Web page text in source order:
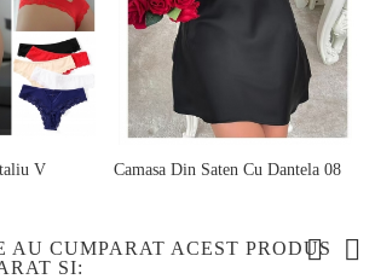
V
Camasa Din Saten Cu Dantela 08
CUMPARAT ACEST PRODUS
SI: